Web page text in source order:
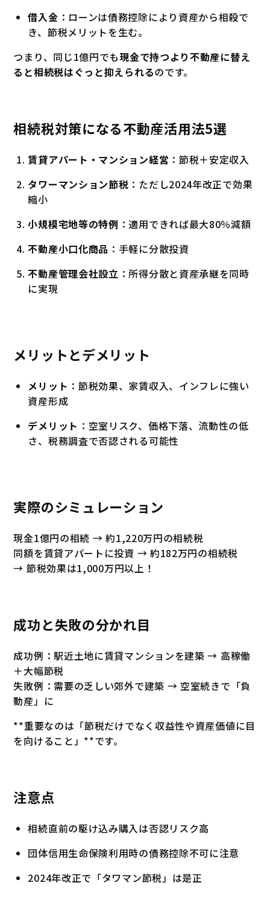
借入金 ：ローンは債務控除により資産から相殺で
き、節税メリットを生む。
つまり、同じ1億円でも現金で持つより不動産に替え
ると相続税はぐっと抑えられるのです。
相続税対策になる不動産活用法5選
賃貸アパート・マンション経営 ：節税＋安定収入
タワーマンション節税 ：ただし2024年改正で効果
縮小
小規模宅地等の特例 ：適用できれば最大80％減額
不動産小口化商品 ：手軽に分散投資
不動産管理会社設立 ：所得分散と資産承継を同時
に実現
メリットとデメリット
メリット ：節税効果、家賃収入、インフレに強い
資産形成
デメリット ：空室リスク、価格下落、流動性の低
さ、税務調査で否認される可能性
実際のシミュレーション
現金1億円の相続 → 約1,220万円の相続税
同額を賃貸アパートに投資 → 約182万円の相続税
→ 節税効果は1,000万円以上！
成功と失敗の分かれ目
成功例：駅近土地に賃貸マンションを建築 → 高稼働
＋大幅節税
失敗例：需要の乏しい郊外で建築 → 空室続きで「負
動産」に
**重要なのは「節税だけでなく収益性や資産価値に目
を向けること」**です。
注意点
相続直前の駆け込み購入は否認リスク高
団体信用生命保険利用時の債務控除不可に注意
2024年改正で「タワマン節税」は是正